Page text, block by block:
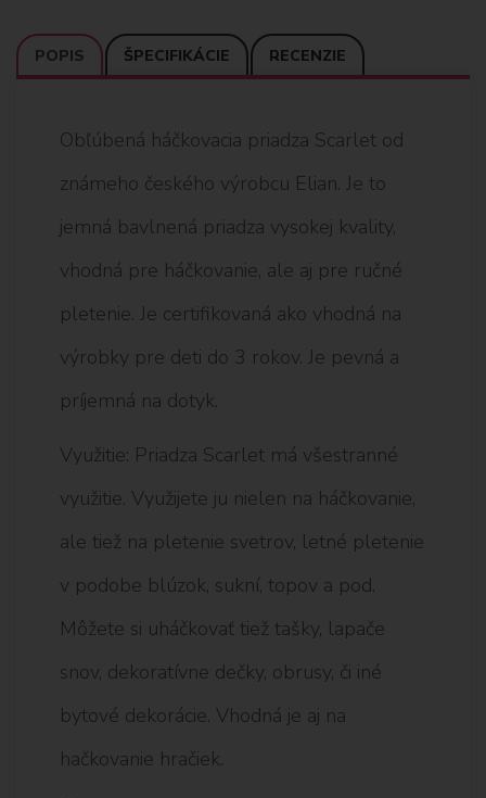
POPIS ŠPECIFIKÁCIE RECENZIE
Obľúbená háčkovacia priadza Scarlet od
známeho českého výrobcu Elian. Je to
jemná bavlnená priadza vysokej kvality,
vhodná pre háčkovanie, ale aj pre ručné
pletenie. Je certifikovaná ako vhodná na
výrobky pre deti do 3 rokov. Je pevná a
príjemná na dotyk.
Využitie: Priadza Scarlet má všestranné
využitie. Využijete ju nielen na háčkovanie,
ale tiež na pletenie svetrov, letné pletenie
v podobe blúzok, sukní, topov a pod.
Môžete si uháčkovať tiež tašky, lapače
snov, dekoratívne dečky, obrusy, či iné
bytové dekorácie. Vhodná je aj na
hačkovanie hračiek.